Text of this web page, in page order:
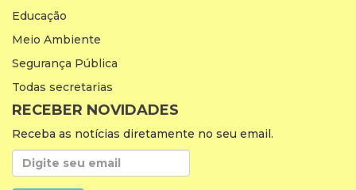
Educação
Meio Ambiente
Segurança Pública
Todas secretarias
RECEBER NOVIDADES
Receba as notícias diretamente no seu email.